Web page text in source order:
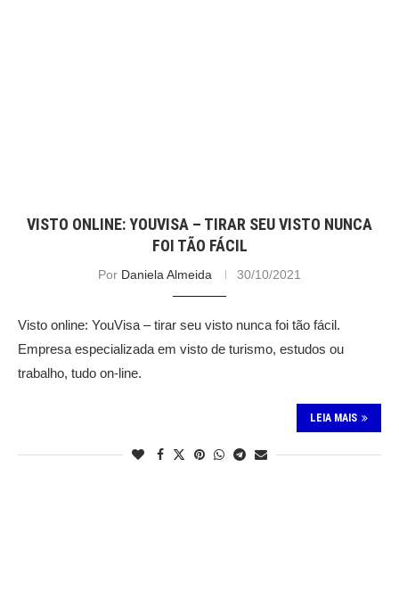
VISTO ONLINE: YOUVISA – TIRAR SEU VISTO NUNCA
FOI TÃO FÁCIL
Por Daniela Almeida 30/10/2021
Visto online: YouVisa – tirar seu visto nunca foi tão fácil.
Empresa especializada em visto de turismo, estudos ou
trabalho, tudo on-line.
LEIA MAIS